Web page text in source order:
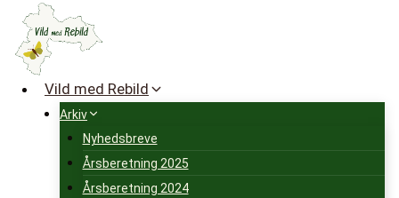
Fortsæt
indhold
Vild med Rebild
Arkiv
Nyhedsbreve
Årsberetning 2025
Årsberetning 2024